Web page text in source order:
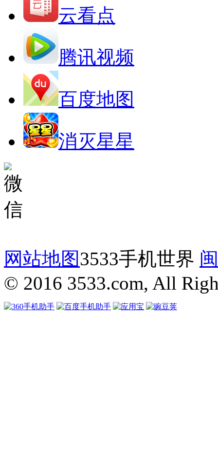
云看点
腾讯视频
百度地图
消灭星星
网站地图3533手机世界
© 2016 3533.com, All